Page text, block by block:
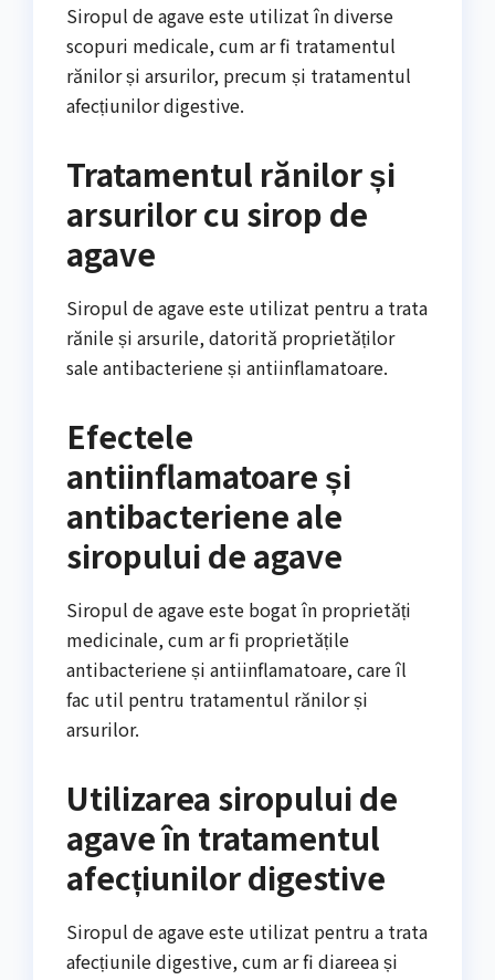
Siropul de agave este utilizat în diverse
scopuri medicale, cum ar fi tratamentul
rănilor și arsurilor, precum și tratamentul
afecțiunilor digestive.
Tratamentul rănilor și
arsurilor cu sirop de
agave
Siropul de agave este utilizat pentru a trata
rănile și arsurile, datorită proprietăților
sale antibacteriene și antiinflamatoare.
Efectele
antiinflamatoare și
antibacteriene ale
siropului de agave
Siropul de agave este bogat în proprietăți
medicinale, cum ar fi proprietățile
antibacteriene și antiinflamatoare, care îl
fac util pentru tratamentul rănilor și
arsurilor.
Utilizarea siropului de
agave în tratamentul
afecțiunilor digestive
Siropul de agave este utilizat pentru a trata
afecțiunile digestive, cum ar fi diareea și